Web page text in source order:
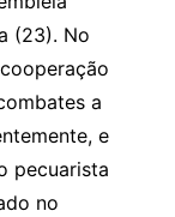
s
sr
o
o
(23). No
a
e
pecuarista
no